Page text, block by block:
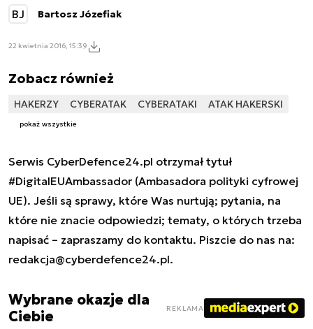
BJ Bartosz Józefiak
22 kwietnia 2016, 15:39
Zobacz również
HAKERZY CYBERATAK CYBERATAKI ATAK HAKERSKI
pokaż wszystkie
Serwis CyberDefence24.pl otrzymał tytuł
#DigitalEUAmbassador (Ambasadora polityki cyfrowej
UE). Jeśli są sprawy, które Was nurtują; pytania, na
które nie znacie odpowiedzi; tematy, o których trzeba
napisać – zapraszamy do kontaktu. Piszcie do nas na:
redakcja@cyberdefence24.pl.
Wybrane okazje dla
Ciebie
REKLAMA